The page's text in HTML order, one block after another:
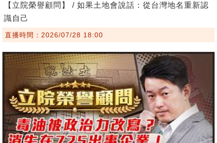
【立院榮譽顧問】 / 如果土地會說話：從台灣地名重新認
識自己
直播時間：2026/07/28 18:00